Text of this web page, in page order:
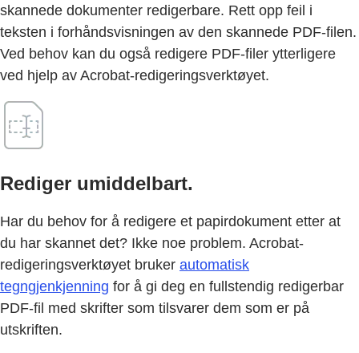
skannede dokumenter redigerbare. Rett opp feil i
teksten i forhåndsvisningen av den skannede PDF-filen.
Ved behov kan du også redigere PDF-filer ytterligere
ved hjelp av Acrobat-redigeringsverktøyet.
Rediger umiddelbart.
Har du behov for å redigere et papirdokument etter at
du har skannet det? Ikke noe problem. Acrobat-
redigeringsverktøyet bruker automatisk
tegngjenkjenning for å gi deg en fullstendig redigerbar
PDF-fil med skrifter som tilsvarer dem som er på
utskriften.